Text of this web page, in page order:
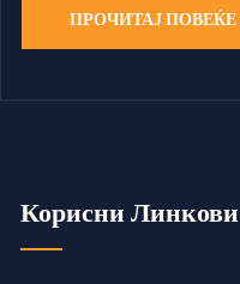
ПРОЧИТАЈ ПОВЕЌЕ
Корисни Линкови